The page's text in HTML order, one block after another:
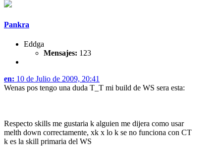
Pankra
Eddga
Mensajes: 123
en: 10 de Julio de 2009, 20:41
Wenas pos tengo una duda T_T mi build de WS sera esta:
Respecto skills me gustaria k alguien me dijera como usar
melth down correctamente, xk x lo k se no funciona con CT
k es la skill primaria del WS